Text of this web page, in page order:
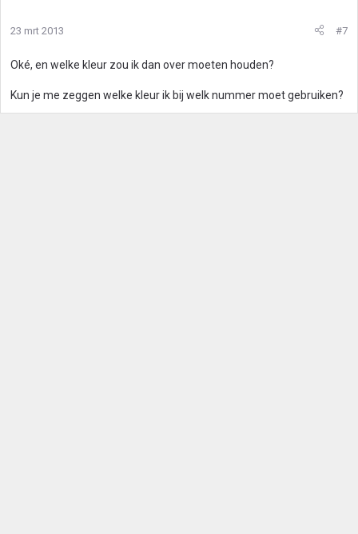
23 mrt 2013 #7
Oké, en welke kleur zou ik dan over moeten houden?
Kun je me zeggen welke kleur ik bij welk nummer moet gebruiken?